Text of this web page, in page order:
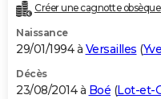
Créer une cagnotte
Naissance
29/01/1994 à Versailles (
Décès
23/08/2014 à Boé (Lot-et-